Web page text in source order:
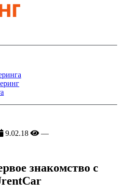
9.02.18 —
знакомство с